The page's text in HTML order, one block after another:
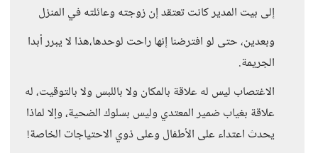
إلى بيت المدير كانت تعتقد إن زوجته وعائلته في المنزل
وبعدين، حتى لو افترضنا إنها راحت لوحدها،هذا لا يبرر أبدا
الجريمة.
الاغتصاب ليس له علاقة بالمكان ولا باللبس ولا بالتوقيت، له
علاقة بغياب ضمير المعتدي وليس بسلوك الضحية، وإلا لماذا
يحدث اعتداء على الأطفال وعلى ذوي الاحتياجات الخاصة!